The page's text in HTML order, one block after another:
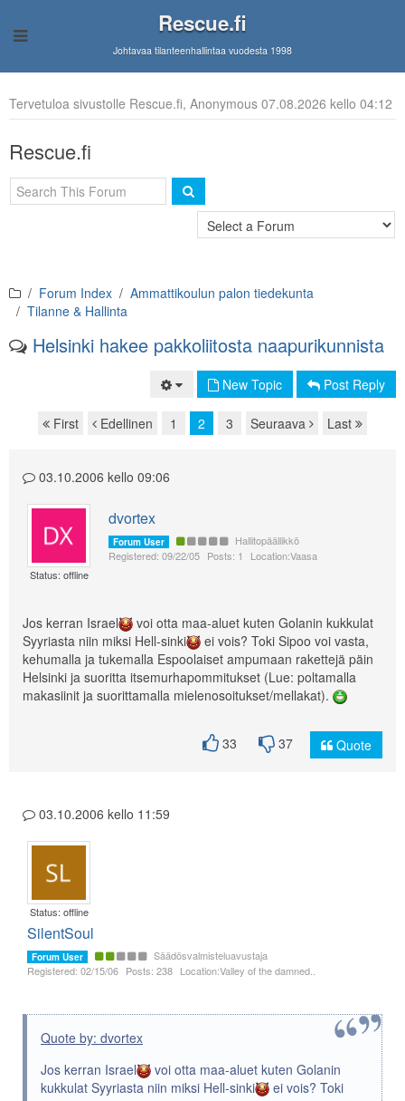
Rescue.fi
Johtavaa tilanteenhallintaa vuodesta 1998
Tervetuloa sivustolle Rescue.fi, Anonymous 07.08.2026 kello 04:12
Rescue.fi
Forum Index
Ammattikoulun palon tiedekunta
Tilanne & Hallinta
Helsinki hakee pakkoliitosta naapurikunnista
New Topic Post Reply
Page navigation
First Edellinen 1 2 3 Seuraava Last
03.10.2006 kello 09:06
Status: offline
dvortex
Forum User
Hallitopäällikkö
Registered: 09/22/05 Posts: 1 Location:Vaasa
Jos kerran Israel
voi otta maa-aluet kuten Golanin kukkulat
Syyriasta niin miksi Hell-sinki
ei vois? Toki Sipoo voi vasta,
kehumalla ja tukemalla Espoolaiset ampumaan rakettejä päin
Helsinki ja suoritta itsemurhapommitukset (Lue: poltamalla
makasiinit ja suorittamalla mielenosoitukset/mellakat).
33 37 Quote
03.10.2006 kello 11:59
Status: offline
SilentSoul
Forum User
Säädösvalmisteluavustaja
Registered: 02/15/06 Posts: 238 Location:Valley of the damned..
Quote by: dvortex
Jos kerran Israel
voi otta maa-aluet kuten Golanin
kukkulat Syyriasta niin miksi Hell-sinki
ei vois? Toki